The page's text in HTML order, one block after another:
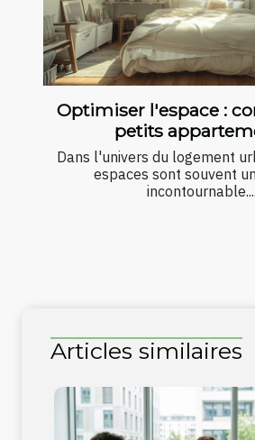
Optimiser l'espace :
petits
Dans l'univers du logement
espaces sont souvent
incontournable....
Articles similaires